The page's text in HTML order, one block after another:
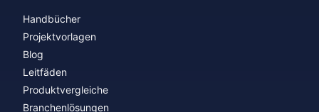
Handbücher
Projektvorlagen
Blog
Leitfäden
Produktvergleiche
Branchenlösungen